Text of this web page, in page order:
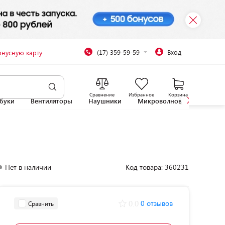
карту (17) 359-59-59 Вход
Сравнение Избранное Корзина
Вентиляторы Наушники Микроволновые печи
Нет в наличии Код товара: 360231
Сравнить 0 отзывов